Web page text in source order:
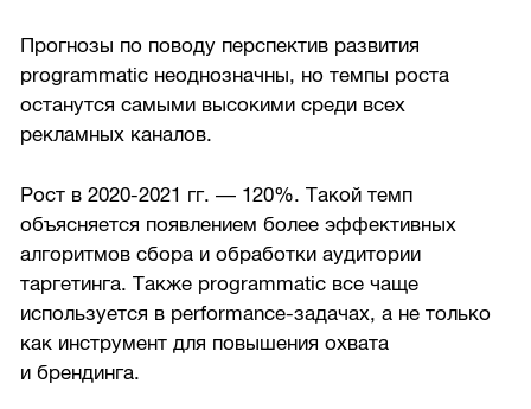
Прогнозы по поводу перспектив развития
programmatic неоднозначны, но темпы роста
останутся самыми высокими среди всех
рекламных каналов.
Рост в2020-2021 гг. — 120%. Такой темп
объясняется появлением более эффективных
алгоритмов сбора и обработки аудитории
таргетинга. Также programmatic все чаще
используется в performance-задачах, а не только
как инструмент для повышения охвата
и брендинга.